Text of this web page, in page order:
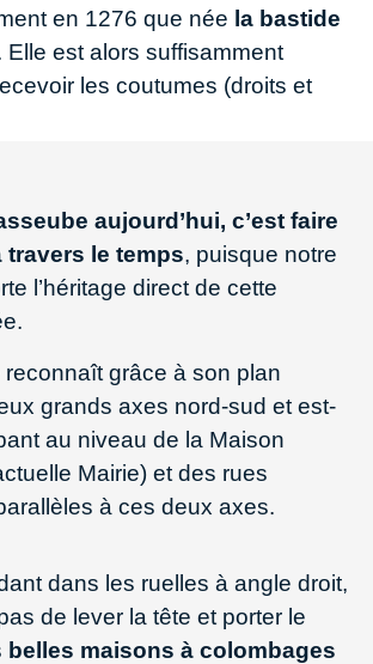
en 1276 que née la bastide
Elle est alors suffisamment
les coutumes (droits et
aujourd’hui, c’est faire
travers le temps, puisque notre
l’héritage direct de cette
grâce à son plan
grands axes nord-sud et est-
au niveau de la Maison
Mairie) et des rues
à ces deux axes.
dans les ruelles à angle droit,
de lever la tête et porter le
belles maisons à colombages